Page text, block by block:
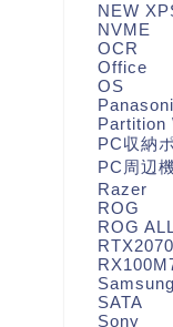
NEW
NVME
OCR
Office
OS
Partition
PC収納
PC周辺
Razer
ROG
ROG
RTX2070
Samsung
SATA
Sony